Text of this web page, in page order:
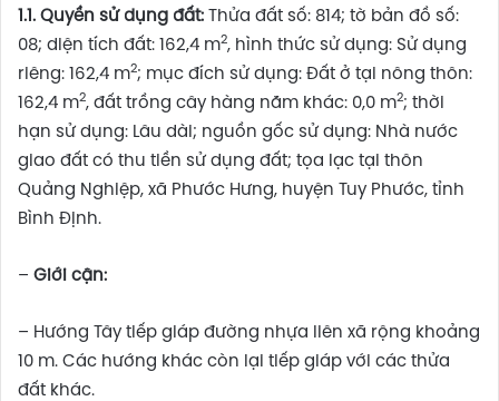
1.1. Quyền sử dụng đất: Thửa đất số: 814; tờ bản đồ số:
08; diện tích đất: 162,4 m2, hình thức sử dụng: Sử dụng
riêng: 162,4 m2; mục đích sử dụng: Đất ở tại nông thôn:
162,4 m2, đất trồng cây hàng năm khác: 0,0 m2; thời
hạn sử dụng: Lâu dài; nguồn gốc sử dụng: Nhà nước
giao đất có thu tiền sử dụng đất; tọa lạc tại thôn
Quảng Nghiệp, xã Phước Hưng, huyện Tuy Phước, tỉnh
Bình Định.
– Giới cận:
– Hướng Tây tiếp giáp đường nhựa liên xã rộng khoảng
10 m. Các hướng khác còn lại tiếp giáp với các thửa
đất khác.